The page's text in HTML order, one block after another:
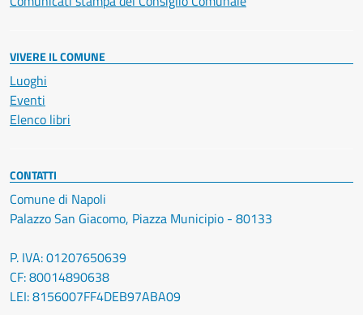
VIVERE IL COMUNE
Luoghi
Eventi
Elenco libri
CONTATTI
Comune di Napoli
Palazzo San Giacomo, Piazza Municipio - 80133
P. IVA: 01207650639
CF: 80014890638
LEI: 8156007FF4DEB97ABA09